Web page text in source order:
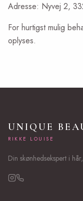
Adresse: Nyvej 2,
For hurtigst mulig
oplyses.
UNIQUE
RIKKE LOUISE
Din skønhedsekspert i